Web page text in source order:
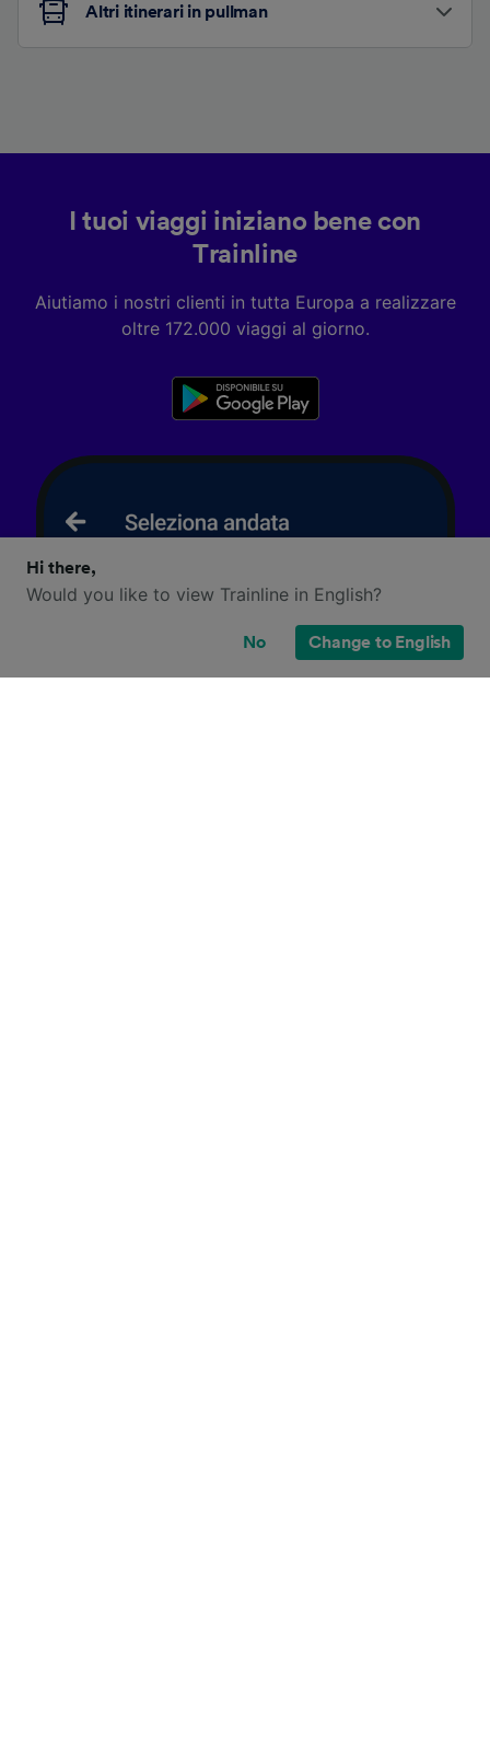
Altri itinerari in pullman
I tuoi viaggi iniziano bene con
Trainline
Aiutiamo i nostri clienti in tutta Europa a realizzare
oltre 172.000 viaggi al giorno.
Hi there,
Would you like to view Trainline in English?
No Change to English